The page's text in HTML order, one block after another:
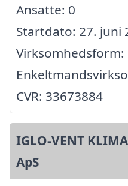
Ansatte: 0
Startdato: 27. juni
Virksomhedsform:
CVR: 33673884
IGLO-VENT
ApS